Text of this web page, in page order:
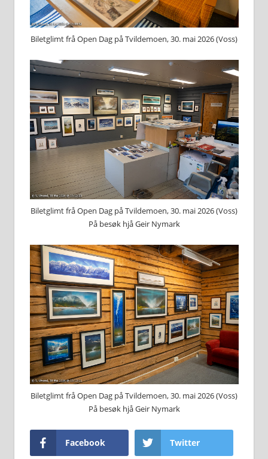
Biletglimt frå Open Dag på Tvildemoen, 30. mai 2026 (Voss)
Biletglimt frå Open Dag på Tvildemoen, 30. mai 2026 (Voss)
På besøk hjå Geir Nymark
Biletglimt frå Open Dag på Tvildemoen, 30. mai 2026 (Voss)
På besøk hjå Geir Nymark
Facebook Twitter